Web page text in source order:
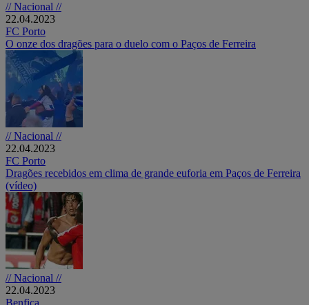
// Nacional //
22.04.2023
FC Porto
O onze dos dragões para o duelo com o Paços de Ferreira
// Nacional //
22.04.2023
FC Porto
Dragões recebidos em clima de grande euforia em Paços de Ferreira
(vídeo)
// Nacional //
22.04.2023